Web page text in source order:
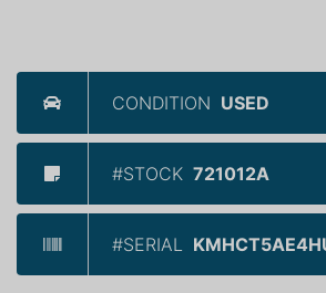
CONDITION USED
#STOCK 721012A
#SERIAL